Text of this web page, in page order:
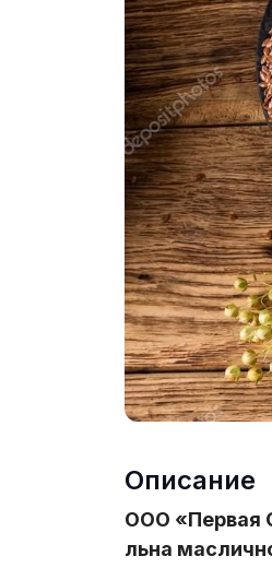
Описание
ООО «Первая
льна